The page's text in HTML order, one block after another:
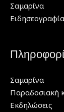
Σαμαρίνα
Ειδησεογραφία
Σαμαρίνα
Παραδοσιακή
Εκδηλώσεις